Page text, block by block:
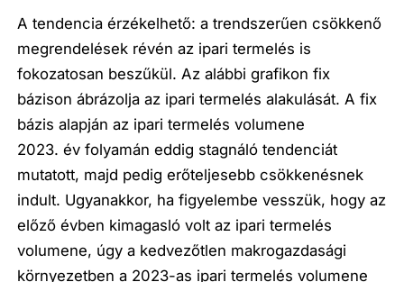
A tendencia érzékelhető: a trendszerűen csökkenő
megrendelések révén az ipari termelés is
fokozatosan beszűkül. Az alábbi grafikon fix
bázison ábrázolja az ipari termelés alakulását. A fix
bázis alapján az ipari termelés volumene
2023. év folyamán eddig stagnáló tendenciát
mutatott, majd pedig erőteljesebb csökkenésnek
indult. Ugyanakkor, ha figyelembe vesszük, hogy az
előző évben kimagasló volt az ipari termelés
volumene, úgy a kedvezőtlen makrogazdasági
környezetben a 2023-as ipari termelés volumene